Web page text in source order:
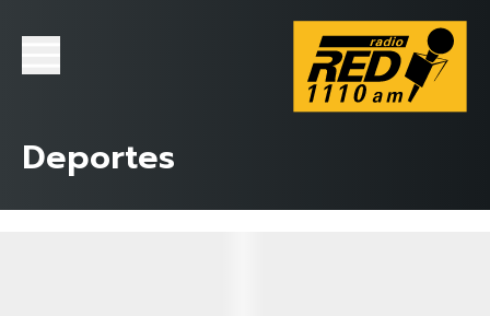
Deportes